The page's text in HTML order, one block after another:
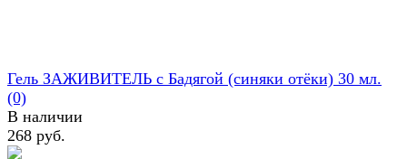
Гель ЗАЖИВИТЕЛЬ с Бадягой (синяки отёки) 30 мл.
(0)
В наличии
268 руб.